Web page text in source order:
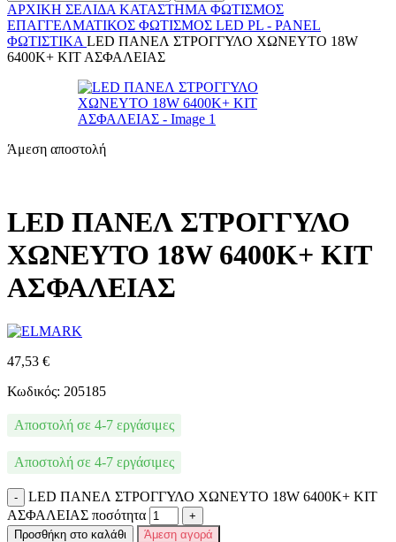
ΑΡΧΙΚΉ ΣΕΛΊΔΑ ΚΑΤΆΣΤΗΜΑ ΦΩΤΙΣΜΌΣ
ΕΠΑΓΓΕΛΜΑΤΙΚΟΣ ΦΩΤΙΣΜΌΣ LED PL - PANEL
ΦΩΤΙΣΤΙΚΆ LED ΠΑΝΕΛ ΣΤΡΟΓΓΥΛΟ ΧΩΝΕΥΤΟ 18W
6400K+ ΚΙΤ ΑΣΦΑΛΕΙΑΣ
Άμεση αποστολή
LED ΠΑΝΕΛ ΣΤΡΟΓΓΥΛΟ
ΧΩΝΕΥΤΟ 18W 6400K+ ΚΙΤ
ΑΣΦΑΛΕΙΑΣ
47,53 €
Κωδικός: 205185
Αποστολή σε 4-7 εργάσιμες
Αποστολή σε 4-7 εργάσιμες
LED ΠΑΝΕΛ ΣΤΡΟΓΓΥΛΟ ΧΩΝΕΥΤΟ 18W 6400K+ ΚΙΤ
ΑΣΦΑΛΕΙΑΣ ποσότητα
Προσθήκη στο καλάθι Άμεση αγορά